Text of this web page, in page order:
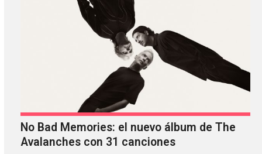
No Bad Memories: el nuevo álbum de The
Avalanches con 31 canciones